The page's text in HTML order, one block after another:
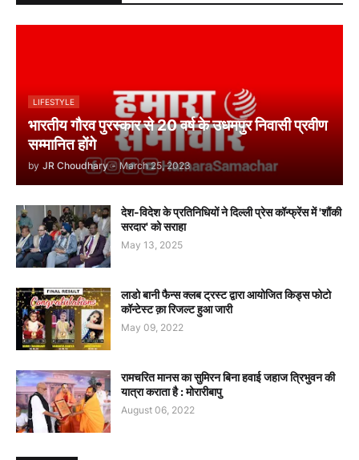
LIFESTYLE
भारतीय गौरव पुरस्कार से 20 वर्ष के उधमपुर निवासी प्रवीण
सम्मानित होंगे
by JR Choudhary - March 25, 2023
देश-विदेश के प्रतिनिधियों ने दिल्ली प्रेस कॉन्फ्रेंस में 'शौंकी
सरदार' को सराहा
May 13, 2025
लाडो बानी फैन्स क्लब ट्रस्ट द्वारा आयोजित किड्स फोटो
कॉन्टेस्ट क़ा रिजल्ट हुआ जारी
May 09, 2022
रामचरित मानस का सुमिरन बिना हवाई जहाज त्रिभुवन की
यात्रा कराता है : मोरारीबापु
August 06, 2022